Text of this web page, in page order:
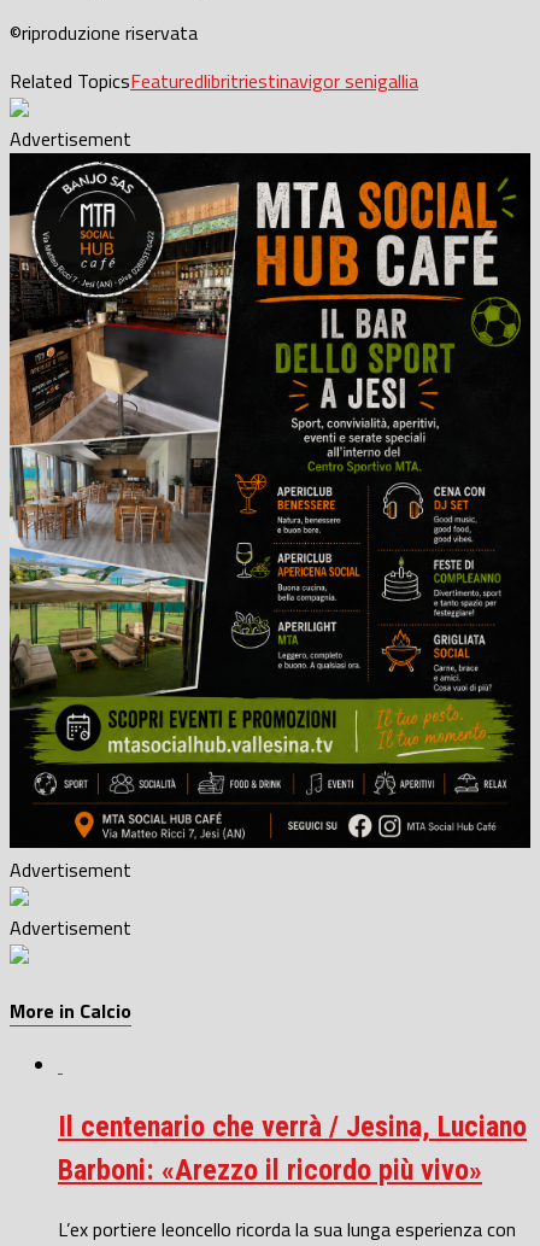
©riproduzione riservata
Related TopicsFeaturedlibritriestinavigor senigallia
Advertisement
Advertisement
Advertisement
More in Calcio
Il centenario che verrà / Jesina, Luciano
Barboni: «Arezzo il ricordo più vivo»
L’ex portiere leoncello ricorda la sua lunga esperienza con